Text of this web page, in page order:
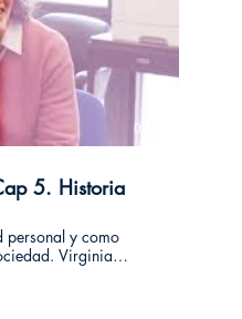
03:07
5. Historia
personal y como
Virginia